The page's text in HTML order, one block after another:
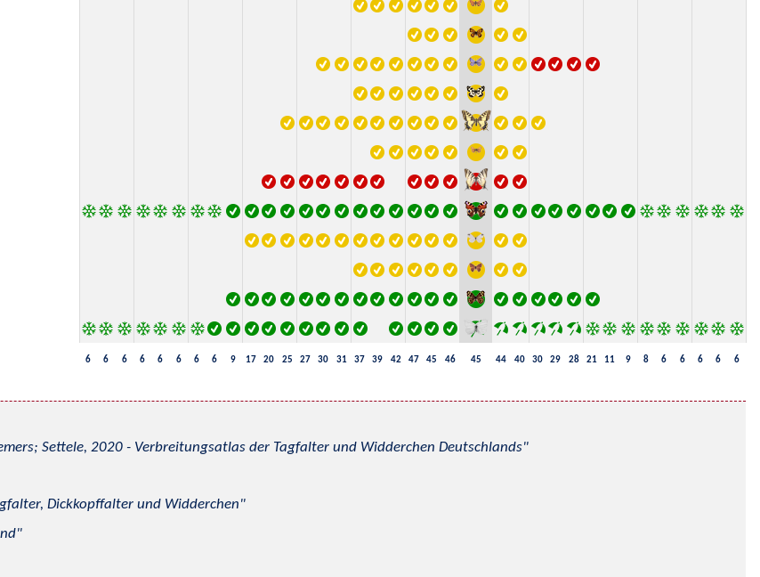
6 6 6 6 6 6 6 6 9 17 20 25 27 30 31 37 39 42 47 45 46 45 44 40 30 29 28 21 11 9 8 6 6 6 6 6
Settele, 2020 - Verbreitungsatlas der Tagfalter und Widderchen Deutschlands
Dickkopffalter und Widderchen